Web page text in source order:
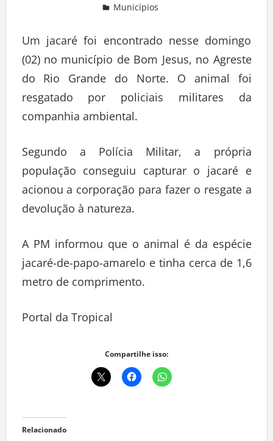
Municípios
Um jacaré foi encontrado nesse domingo
(02) no município de Bom Jesus, no Agreste
do Rio Grande do Norte. O animal foi
resgatado por policiais militares da
companhia ambiental.
Segundo a Polícia Militar, a própria
população conseguiu capturar o jacaré e
acionou a corporação para fazer o resgate a
devolução à natureza.
A PM informou que o animal é da espécie
jacaré-de-papo-amarelo e tinha cerca de 1,6
metro de comprimento.
Portal da Tropical
Compartilhe isso:
Relacionado